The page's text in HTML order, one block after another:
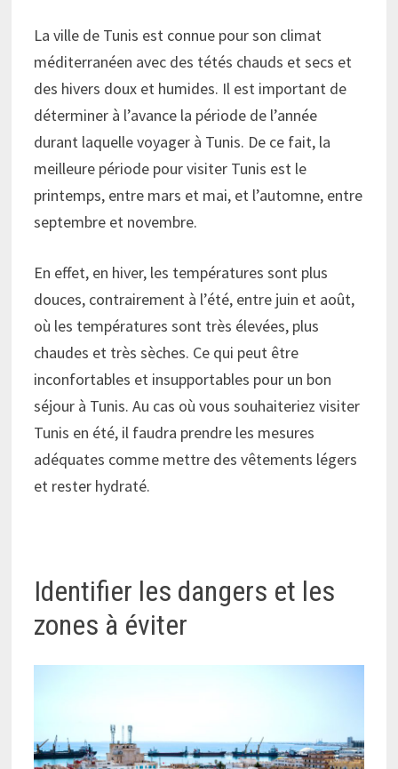
La ville de Tunis est connue pour son climat
méditerranéen avec des tétés chauds et secs et
des hivers doux et humides. Il est important de
déterminer à l’avance la période de l’année
durant laquelle voyager à Tunis. De ce fait, la
meilleure période pour visiter Tunis est le
printemps, entre mars et mai, et l’automne, entre
septembre et novembre.
En effet, en hiver, les températures sont plus
douces, contrairement à l’été, entre juin et août,
où les températures sont très élevées, plus
chaudes et très sèches. Ce qui peut être
inconfortables et insupportables pour un bon
séjour à Tunis. Au cas où vous souhaiteriez visiter
Tunis en été, il faudra prendre les mesures
adéquates comme mettre des vêtements légers
et rester hydraté.
Identifier les dangers et les
zones à éviter